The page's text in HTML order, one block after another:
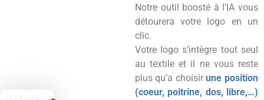
Notre outil boosté à l’IA vous
détourera votre logo en un
clic.
Votre logo s’intègre tout seul
au textile et il ne vous reste
plus qu’a choisirune position
(coeur, poitrine, dos, libre,…)